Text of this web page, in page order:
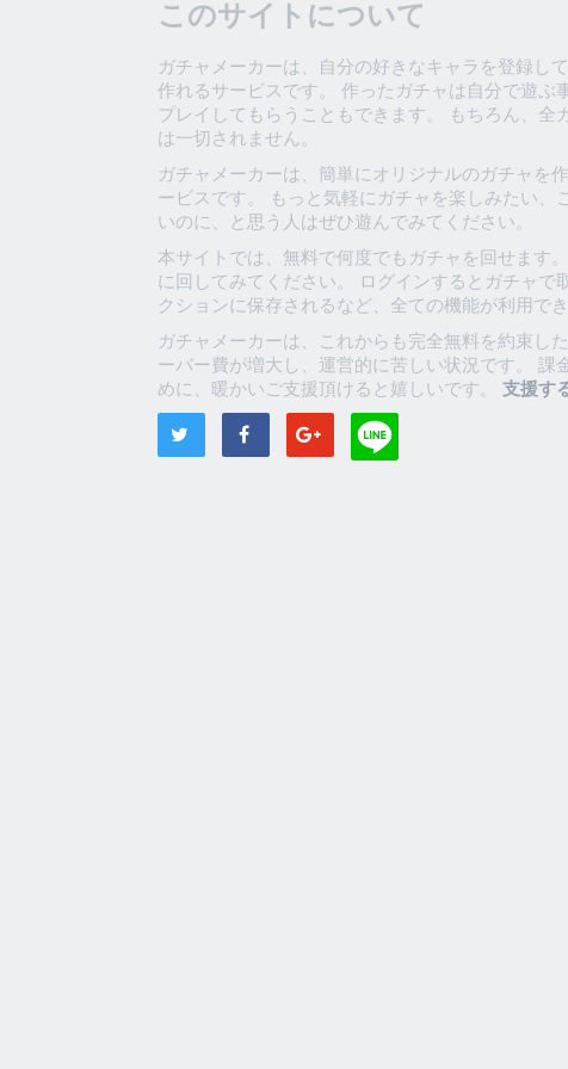
このサイトについて
ガチャメーカーは、自分の好きなキャラを登録し
作れるサービスです。 作ったガチャは自分で遊ぶ
プレイしてもらうこともできます。 もちろん、全
は一切されません。
ガチャメーカーは、簡単にオリジナルのガチャを
ービスです。 もっと気軽にガチャを楽しみたい、
いのに、と思う人はぜひ遊んでみてください。
本サイトでは、無料で何度でもガチャを回せます
に回してみてください。 ログインするとガチャで
クションに保存されるなど、全ての機能が利用でき
ガチャメーカーは、これからも完全無料を約束し
ーバー費が増大し、運営的に苦しい状況です。 課
めに、暖かいご支援頂けると嬉しいです。 支援す